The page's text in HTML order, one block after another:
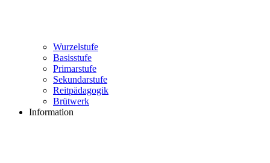
Wurzelstufe
Basisstufe
Primarstufe
Sekundarstufe
Reitpädagogik
Brütwerk
Information